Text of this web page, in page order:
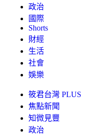
政治
國際
Shorts
財經
生活
社會
娛樂
筱君台灣 PLUS
焦點新聞
知微見豐
政治